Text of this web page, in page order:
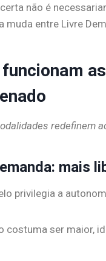
não é
muda entre Livre
redefinem
mais
privilegia a
costuma ser maior,